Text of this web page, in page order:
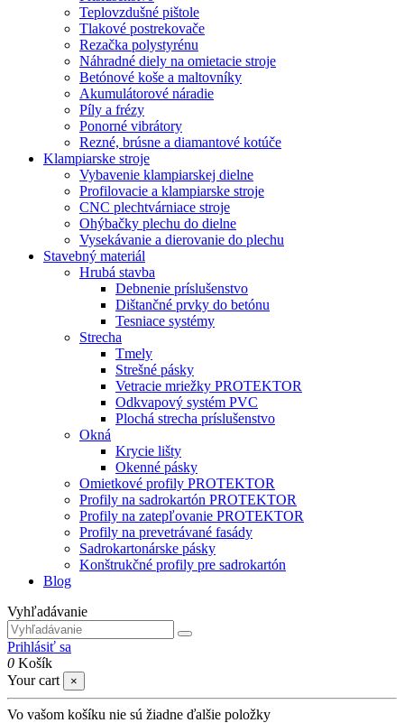
Teplovzdušné pištole
Tlakové postrekovače
Rezačka polystyrénu
Náhradné diely na omietacie stroje
Betónové koše a maltovníky
Akumulátorové náradie
Píly a frézy
Ponorné vibrátory
Rezné, brúsne a diamantové kotúče
Klampiarske stroje
Vybavenie klampiarskej dielne
Profilovacie a klampiarske stroje
CNC plechtvárniace stroje
Ohýbačky plechu do dielne
Vysekávanie a dierovanie do plechu
Stavebný materiál
Hrubá stavba
Debnenie príslušenstvo
Dištančné prvky do betónu
Tesniace systémy
Strecha
Tmely
Strešné pásky
Vetracie mriežky PROTEKTOR
Odkvapový systém PVC
Plochá strecha príslušenstvo
Okná
Krycie lišty
Okenné pásky
Omietkové profily PROTEKTOR
Profily na sadrokartón PROTEKTOR
Profily na zatepľovanie PROTEKTOR
Profily na prevetrávané fasády
Sadrokartonárske pásky
Konštrukčné profily pre sadrokartón
Blog
Vyhľadávanie
Prihlásiť sa
0 Košík
Your cart
×
Vo vašom košíku nie sú žiadne ďalšie položky